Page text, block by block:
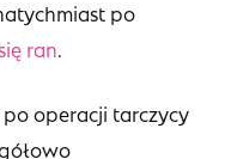
po
ran.
operacji tarczycy